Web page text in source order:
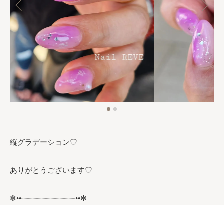
縦グラデーション♡
ありがとうございます♡
✼••┈┈┈┈┈┈┈┈┈┈┈┈••✼